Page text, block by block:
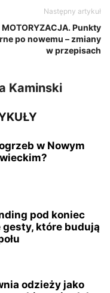
Następny artykuł
MOTORYZACJA. Punkty
po nowemu – zmiany
w przepisach
Kaminski
w Nowym
pod koniec
gesty, które budują
odzieży jako